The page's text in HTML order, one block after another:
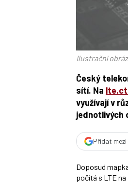
Ilustrační
Český
sítí. Na
využívají v
jednotlivých
Přidat mezi
Doposud
počítá s LTE